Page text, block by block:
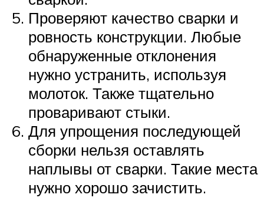
Проверяют качество сварки и
ровность конструкции. Любые
обнаруженные отклонения
нужно устранить, используя
молоток. Также тщательно
проваривают стыки.
Для упрощения последующей
сборки нельзя оставлять
наплывы от сварки. Такие места
нужно хорошо зачистить.